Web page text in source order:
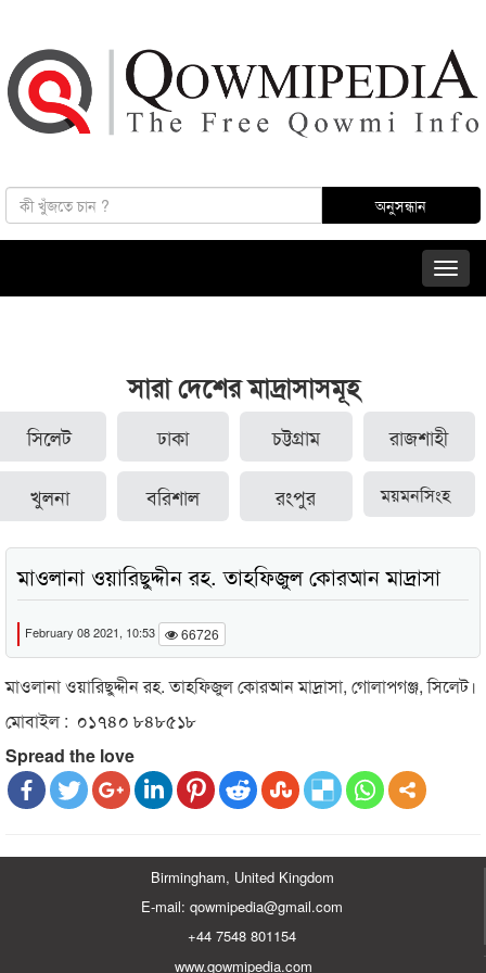
সারা দেশের মাদ্রাসাসমূহ
সিলেট ঢাকা চট্টগ্রাম রাজশাহী
খুলনা বরিশাল রংপুর ময়মনসিংহ
মাওলানা ওয়ারিছুদ্দীন রহ. তাহফিজুল কোরআন মাদ্রাসা
February 08 2021, 10:53 66726
মাওলানা ওয়ারিছুদ্দীন রহ. তাহফিজুল কোরআন মাদ্রাসা, গোলাপগঞ্জ, সিলেট।
মোবাইল : ০১৭৪০ ৮৪৮৫১৮
Spread the love
Birmingham, United Kingdom
E-mail: qowmipedia@gmail.com
+44 7548 801154
www.qowmipedia.com